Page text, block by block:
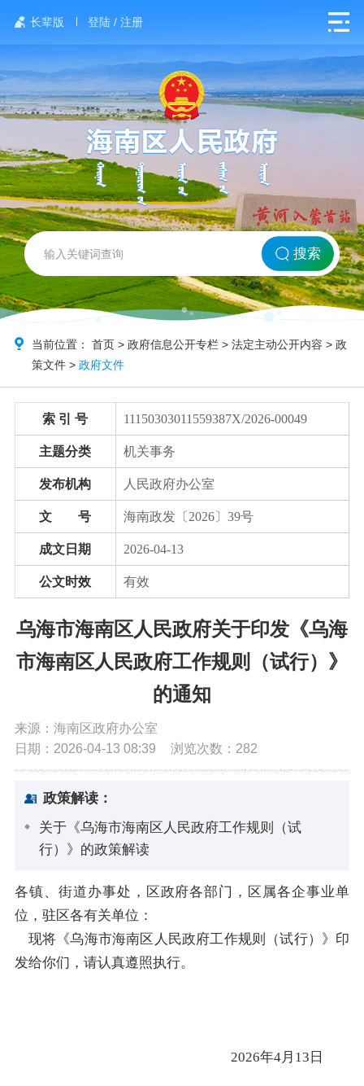
长辈版 登陆 / 注册
网站首页
北方海南
政务要闻
政务公开
政务服务
互动交流
数据发布
搜索
当前位置：首页 >政府信息公开专栏 >法定主动公开内容 >政
策文件 >政府文件
索 引 号 11150303011559387X/2026-00049
主题分类 机关事务
发布机构 人民政府办公室
文 号 海南政发〔2026〕39号
成文日期 2026-04-13
公文时效 有效
乌海市海南区人民政府关于印发《乌海
市海南区人民政府工作规则（试行）》
的通知
来源：海南区政府办公室
日期：2026-04-13 08:39
浏览次数： 282
政策解读：
关于《乌海市海南区人民政府工作规则（试
行）》的政策解读
各镇、街道办事处，区政府各部门，区属各企事业单
位，驻区各有关单位：
现将 《乌海市海南区人民政府工作规则 （试行） 》印
发给你们，请认真遵照执行。
2026年4月 13 日